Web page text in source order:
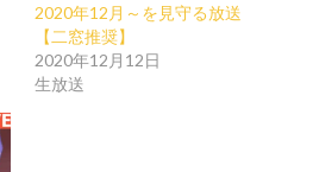
2020年12月～を見守る放送
【二窓推奨】
2020年12月12日
生放送